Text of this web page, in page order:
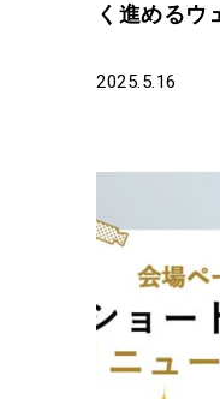
く進めるウ
2025.5.16